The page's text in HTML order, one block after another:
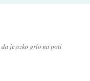
je ozko grlo na poti